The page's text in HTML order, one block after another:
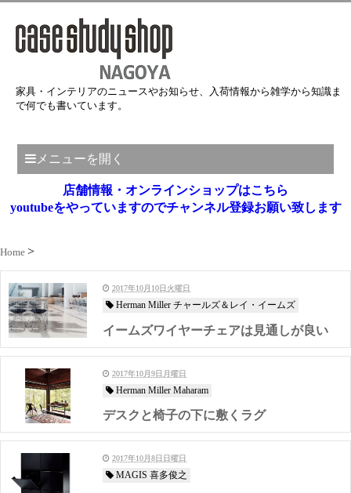
家具・インテリアのニュースやお知らせ、入荷情報から雑学から知識ま
で何でも書いています。
メニューを開く
店舗情報・オンラインショップはこちら
youtubeをやっていますのでチャンネル登録お願い致します
Home
2017年10月10日火曜日
Herman Miller チャールズ＆レイ・イームズ
イームズワイヤーチェアは見通しが良い
2017年10月9日月曜日
Herman Miller Maharam
デスクと椅子の下に敷くラグ
2017年10月8日日曜日
MAGIS 喜多俊之